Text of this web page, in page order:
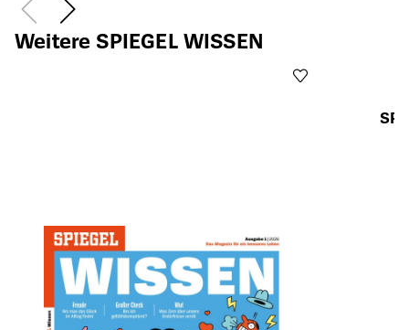
Weitere SPIEGEL WISSEN